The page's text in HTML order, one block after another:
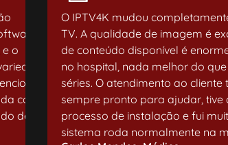
o
com
de
O IPTV4K mudou
TV. A qualidade de imagem é
de conteúdo disponível é
no hospital, nada melhor do que
séries. O atendimento ao cliente
sempre pronto para ajudar, tive
processo de instalação e fui
sistema roda normalmente na